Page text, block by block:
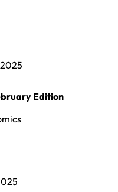
Edition